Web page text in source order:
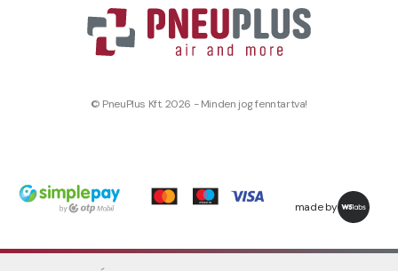
© PneuPlus Kft. 2026 - Minden jog fenntartva!
made by